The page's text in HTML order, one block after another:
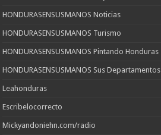
HONDURASENSUSMANOS Noticias
HONDURASENSUSMANOS Turismo
HONDURASENSUSMANOS Pintando Honduras
HONDURASENSUSMANOS Sus Departamentos
Leahonduras
Escribelocorrecto
Mickyandoniehn.com/radio